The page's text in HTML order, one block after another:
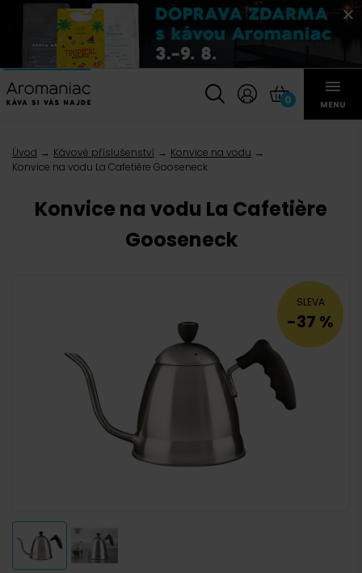
0 MENU
Úvod Kávové příslušenství
Konvice na vodu
Konvice na vodu La Cafetière Gooseneck
Konvice na vodu La Cafetière
Gooseneck
SLEVA
-37 %